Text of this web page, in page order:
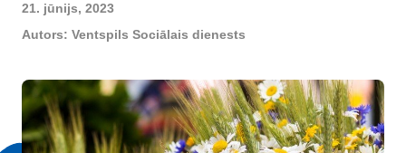
21. jūnijs, 2023
Autors: Ventspils Sociālais dienests